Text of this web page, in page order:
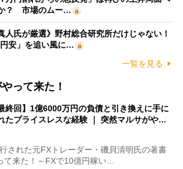
？ 市場のムー…
人氏が厳選》野村総合研究所だけじゃない！
円安」を追い風に…
一覧を見る
って来た！
最終回】1億6000万円の負債と引き換えに手に
たプライスレスな経験 ｜ 突然マルサがや…
された元FXトレーダー・磯貝清明氏の著書
て来た！～FXで10億円稼い…